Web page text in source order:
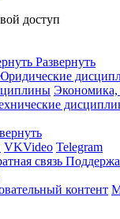
доступ
Развернуть
Экономика,
VKVideo Telegram
связь
контент